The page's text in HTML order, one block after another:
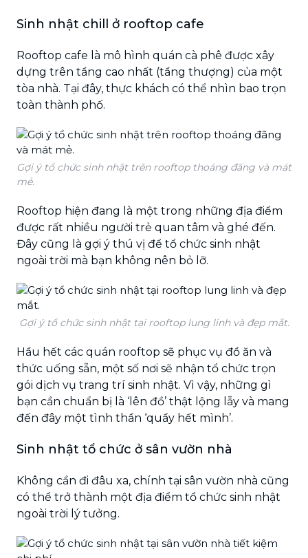
Sinh nhật chill ở rooftop cafe
Rooftop cafe là mô hình quán cà phê được xây
dựng trên tầng cao nhất (tầng thượng) của một
tòa nhà. Tại đây, thực khách có thể nhìn bao trọn
toàn thành phố.
Gợi ý tổ chức sinh nhật trên rooftop thoáng đãng và mát
mẻ.
Rooftop hiện đang là một trong những địa điểm
được rất nhiều người trẻ quan tâm và ghé đến.
Đây cũng là gợi ý thú vị để tổ chức sinh nhật
ngoài trời mà bạn không nên bỏ lỡ.
Gợi ý tổ chức sinh nhật tại rooftop lung linh và đẹp mắt.
Hầu hết các quán rooftop sẽ phục vụ đồ ăn và
thức uống sẵn, một số nơi sẽ nhận tổ chức trọn
gói dịch vụ trang trí sinh nhật. Vì vậy, những gì
bạn cần chuẩn bị là ‘lên đồ’ thật lộng lẫy và mang
đến đây một tình thần ‘quẩy hết mình’.
Sinh nhật tổ chức ở sân vườn nhà
Không cần đi đâu xa, chính tại sân vườn nhà cũng
có thể trở thành một địa điểm tổ chức sinh nhật
ngoài trời lý tưởng.